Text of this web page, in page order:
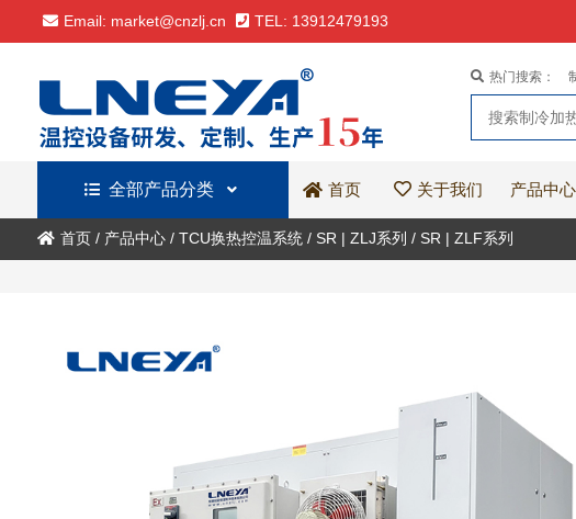
Email: market@cnzlj.cn TEL: 13912479193
热门搜索：
全部产品分类 首页 关于我们 产品中心
首页/ 产品中心/ TCU换热控温系统/ SR | ZLJ系列 / SR | ZLF系列